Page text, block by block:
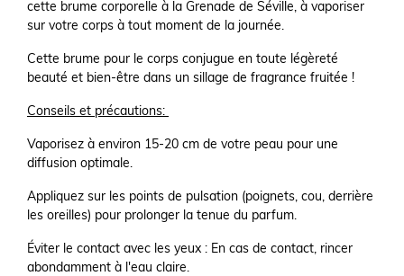
cette brume corporelle à la Grenade de Séville, à vaporiser
sur votre corps à tout moment de la journée.
Cette brume pour le corps conjugue en toute légèreté
beauté et bien-être dans un sillage de fragrance fruitée !
Conseils et précautions:
Vaporisez à environ 15-20 cm de votre peau pour une
diffusion optimale.
Appliquez sur les points de pulsation (poignets, cou, derrière
les oreilles) pour prolonger la tenue du parfum.
Éviter le contact avec les yeux : En cas de contact, rincer
abondamment à l'eau claire.